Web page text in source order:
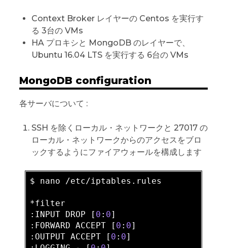
Context Broker レイヤーの Centos を実行す
る 3台の VMs
HA プロキシと MongoDB のレイヤーで、
Ubuntu 16.04 LTS を実行する 6台の VMs
MongoDB configuration
各サーバについて :
SSH を除くローカル・ネットワークと 27017 の
ローカル・ネットワークからのアクセスをブロ
ックするようにファイアウォールを構成します
$ nano /etc/iptables.rules
*filter
:INPUT DROP [ 0 : 0]
:FORWARD ACCEPT [ 0 : 0]
:OUTPUT ACCEPT [ 0 : 0]